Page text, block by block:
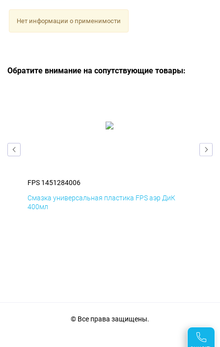
Нет информации о применимости
Обратите внимание на сопутствующие товары:
FPS 1451284006
Смазка универсальная пластика FPS аэр ДиК
400мл
© Все права защищены.